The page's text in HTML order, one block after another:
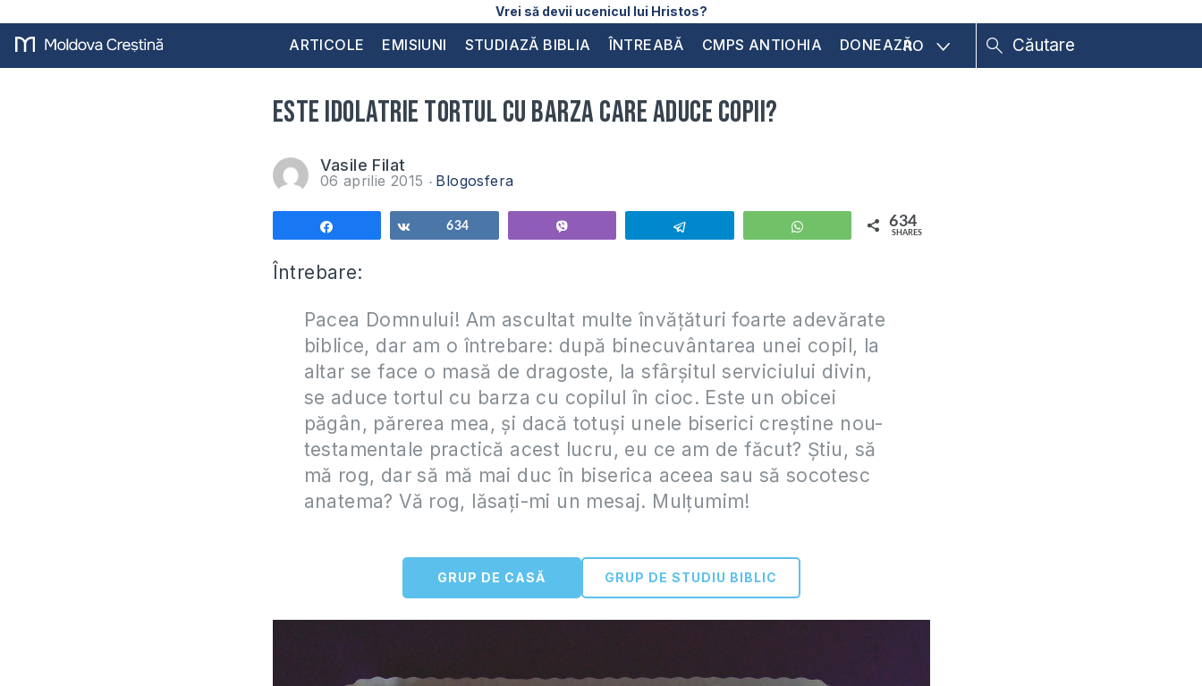
Vrei să devii ucenicul lui Hristos?
ARTICOLE EMISIUNI STUDIAZĂ BIBLIA ÎNTREABĂ CMPS ANTIOHIA DONEAZĂRO
Este idolatrie tortul cu barza care aduce copii?
Vasile Filat
06 aprilie 2015 Blogosfera
Share634 WhatsApp 634
SHARES
Întrebare:
Pacea Domnului! Am ascultat multe învățături foarte adevărate
biblice, dar am o întrebare: după binecuvântarea unei copil, la
altar se face o masă de dragoste, la sfârșitul serviciului divin,
se aduce tortul cu barza cu copilul în cioc. Este un obicei
păgân, părerea mea, și dacă totuși unele biserici creștine nou-
testamentale practică acest lucru, eu ce am de făcut? Știu, să
mă rog, dar să mă mai duc în biserica aceea sau să socotesc
anatema? Vă rog, lăsați-mi un mesaj. Mulțumim!
GRUP DE CASĂ GRUP DE STUDIU BIBLIC